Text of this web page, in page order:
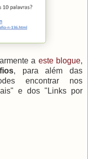
a este blogue,
, para além das
encontrar nos
e dos "Links por